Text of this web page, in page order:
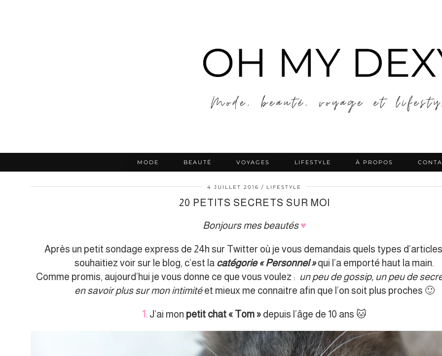
MODE BEAUTÉ VOYAGES LIFESTYLE À PROPOS
4 JUILLET 2016 LIFESTYLE
20 PETITS SECRETS SUR MOI
Bonjours mes beautés ♥
Après un petit sondage express de 24h sur Twitter où je vous demandais quels types
souhaitiez voir sur le blog, c’est la catégorie«Personnel » qui l’a emporté haut la main.
Comme promis, aujourd’hui je vous donne ce que vous voulez : un peu de gossip, un peu de
en savoir plus sur mon intimitéet mieux me connaitre afin que l’on soit plus proches 🙂
1. J’ai mon petit chat« Tom » depuis l’âge de 10 ans 🐱